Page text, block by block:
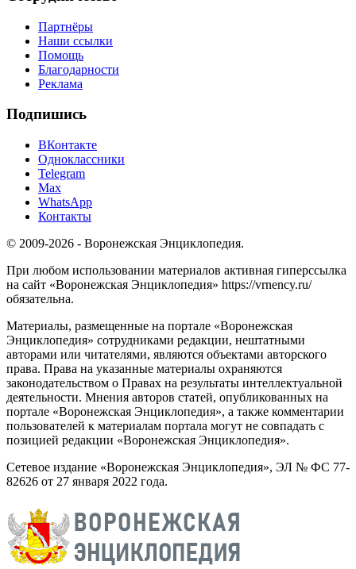
Партнёры
Наши ссылки
Помощь
Благодарности
Реклама
Подпишись
ВКонтакте
Одноклассники
Telegram
Max
WhatsApp
Контакты
© 2009-2026 - Воронежская Энциклопедия.
При любом использовании материалов активная гиперссылка
на сайт «Воронежская Энциклопедия» https://vrnency.ru/
обязательна.
Материалы, размещенные на портале «Воронежская
Энциклопедия» сотрудниками редакции, нештатными
авторами или читателями, являются объектами авторского
права. Права на указанные материалы охраняются
законодательством о Правах на результаты интеллектуальной
деятельности. Мнения авторов статей, опубликованных на
портале «Воронежская Энциклопедия», а также комментарии
пользователей к материалам портала могут не совпадать с
позицией редакции «Воронежская Энциклопедия».
Сетевое издание «Воронежская Энциклопедия», ЭЛ № ФС 77-
82626 от 27 января 2022 года.